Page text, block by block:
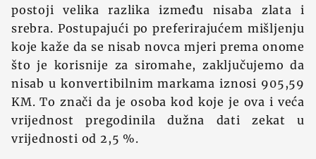
postoji velika razlika između nisaba zlata i
srebra. Postupajući po preferirajućem mišljenju
koje kaž‍e da se nisab novca mjeri prema onome
što je korisnije za siromahe, zaključujemo da
nisab u konvertibilnim markama iznosi 905,59
KM. To znači da je osoba kod koje je ova i veća
vrijednost pregodinila dužna dati zekat u
vrijednosti od 2,5 %.